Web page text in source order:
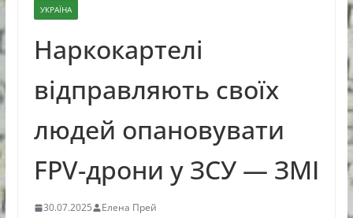
УКРАЇНА
Наркокартелі
відправляють своїх
людей опановувати
FPV-дрони у ЗСУ — ЗМІ
30.07.2025 Елена Прей